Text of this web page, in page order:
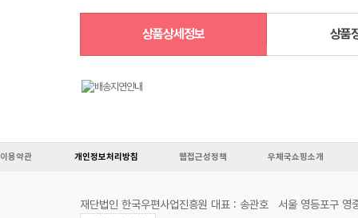
상품상세정보 상품
이용약관 개인정보처리방침 웹접근성정책 우체국쇼핑소개
재단법인 한국우편사업진흥원 대표 : 송관호 서울 영등포구